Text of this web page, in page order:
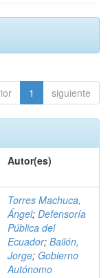
1 siguiente
Autor(es)
Torres Machuca,
Ángel; Defensoría
Pública del
Ecuador; Bailón,
Jorge; Gobierno
Autónomo